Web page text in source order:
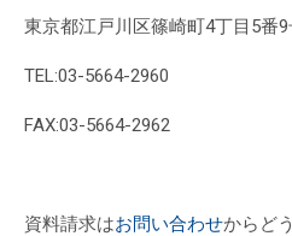
東京都江戸川区篠崎町4丁目5番
TEL:03-5664-2960
FAX:03-5664-2962
資料請求はお問い合わせからど